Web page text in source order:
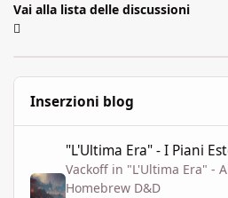
Vai alla lista delle discussioni
Inserzioni blog
"L'Ultima Era" - I Piani
Vackoff in "L'Ultima Era" -
Homebrew D&D